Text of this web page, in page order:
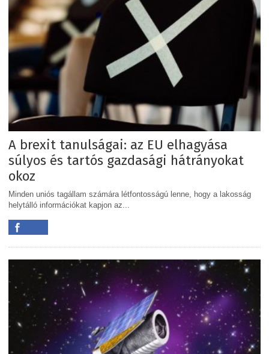
A brexit tanulságai: az EU elhagyása
súlyos és tartós gazdasági hátrányokat
okoz
Minden uniós tagállam számára létfontosságú lenne, hogy a lakosság
helytálló információkat kapjon az...